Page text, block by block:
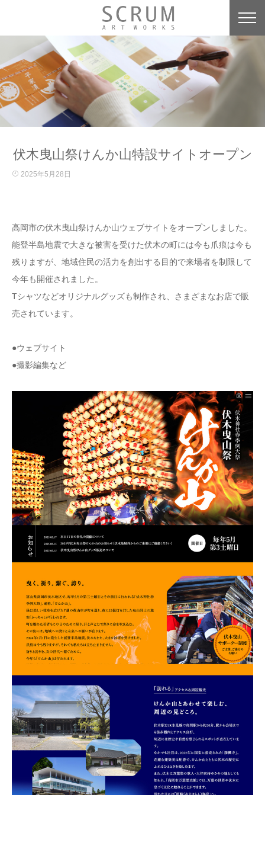
伏木曳山祭けんか山特設サイトオープン
2025年5月28日
高岡市の伏木曳山祭けんか山ウェブサイトをオープンしました。
能登半島地震で大きな被害を受けた伏木の町には今も爪痕は今も
残りますが、地域住民の活力を創出する目的で来場者を制限して
今年も開催されました。
Tシャツなどオリジナルグッズも制作され、さまざまなお店で販
売されています。
●ウェブサイト
●撮影編集など